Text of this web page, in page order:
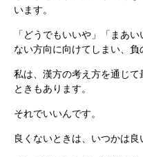
症状
漢方みず堂とは
お知らせ
います。
「どうでもいいや」「まあ
ない方向に向けてしまい、負
私は、漢方の考え方を通じ
ときもあります。
それでいいんです。
良くないときは、いつかは良